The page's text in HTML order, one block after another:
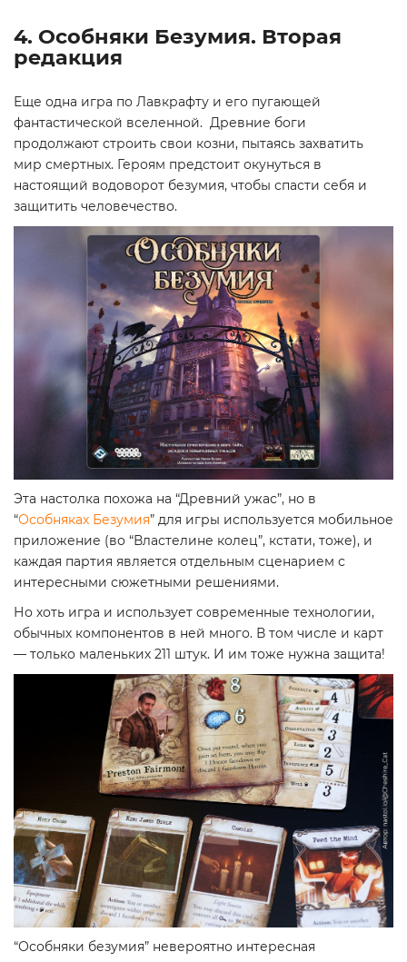
4. Особняки Безумия. Вторая
редакция
Еще одна игра по Лавкрафту и его пугающей
фантастической вселенной. Древние боги
продолжают строить свои козни, пытаясь захватить
мир смертных. Героям предстоит окунуться в
настоящий водоворот безумия, чтобы спасти себя и
защитить человечество.
Эта настолка похожа на “Древний ужас”, но в
“Особняках Безумия” для игры используется мобильное
приложение (во “Властелине колец”, кстати, тоже), и
каждая партия является отдельным сценарием с
интересными сюжетными решениями.
Но хоть игра и использует современные технологии,
обычных компонентов в ней много. В том числе и карт
— только маленьких 211 штук. И им тоже нужна защита!
“Особняки безумия” невероятно интересная